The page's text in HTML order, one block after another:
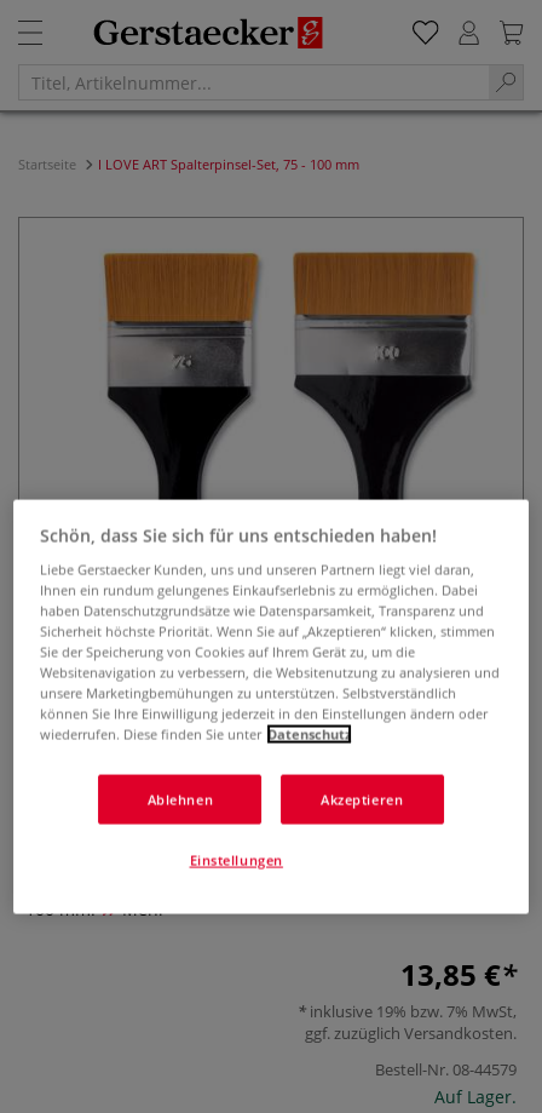
Startseite I LOVE ART Spalterpinsel-Set, 75 - 100 mm
I LOVE ART Spalterpinsel-Set, 75 -
100 mm
100 mm.
Mehr
13,85 €
inklusive 19% bzw. 7% MwSt,
ggf. zuzüglich Versandkosten.
Bestell-Nr.08-44579
Auf Lager.
Schön, dass Sie sich für uns entschieden haben!
Liebe Gerstaecker Kunden, uns und unseren Partnern liegt viel daran,
Ihnen ein rundum gelungenes Einkaufserlebnis zu ermöglichen. Dabei
haben Datenschutzgrundsätze wie Datensparsamkeit, Transparenz und
Sicherheit höchste Priorität. Wenn Sie auf „Akzeptieren“ klicken, stimmen
Sie der Speicherung von Cookies auf Ihrem Gerät zu, um die
Websitenavigation zu verbessern, die Websitenutzung zu analysieren und
unsere Marketingbemühungen zu unterstützen. Selbstverständlich
können Sie Ihre Einwilligung jederzeit in den Einstellungen ändern oder
wiederrufen. Diese finden Sie unter Datenschutz
Ablehnen Akzeptieren
Einstellungen